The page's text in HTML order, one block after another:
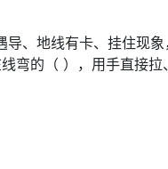
导、地线有卡、挂住现
弯的（ ），用手直接拉